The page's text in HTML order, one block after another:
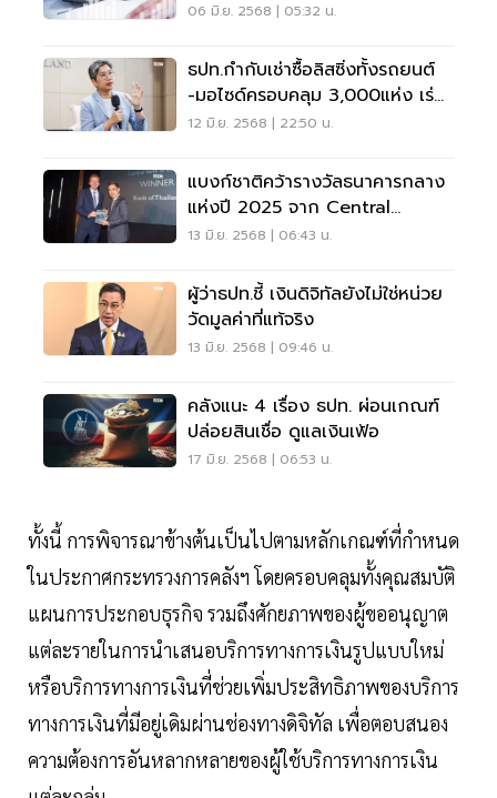
06 มิ.ย. 2568 | 05:32 น.
ธปท.กำกับเช่าซื้อลิสซิ่งทั้งรถยนต์
-มอไซด์ครอบคลุม 3,000แห่ง เร่ง
ออกเกณฑ์กำกับ 3ธ.ค.68
12 มิ.ย. 2568 | 22:50 น.
แบงก์ชาติคว้ารางวัลธนาคารกลาง
แห่งปี 2025 จาก Central
Banking Publications
13 มิ.ย. 2568 | 06:43 น.
ผู้ว่าธปท.ชี้ เงินดิจิทัลยังไม่ใช่หน่วย
วัดมูลค่าที่แท้จริง
13 มิ.ย. 2568 | 09:46 น.
คลังแนะ 4 เรื่อง ธปท. ผ่อนเกณฑ์
ปล่อยสินเชื่อ ดูแลเงินเฟ้อ
17 มิ.ย. 2568 | 06:53 น.
ทั้งนี้ การพิจารณาข้างต้นเป็นไปตามหลักเกณฑ์ที่กำหนด
ในประกาศกระทรวงการคลังฯ โดยครอบคลุมทั้งคุณสมบัติ
แผนการประกอบธุรกิจ รวมถึงศักยภาพของผู้ขออนุญาต
แต่ละรายในการนำเสนอบริการทางการเงินรูปแบบใหม่
หรือบริการทางการเงินที่ช่วยเพิ่มประสิทธิภาพของบริการ
ทางการเงินที่มีอยู่เดิมผ่านช่องทางดิจิทัล เพื่อตอบสนอง
ความต้องการอันหลากหลายของผู้ใช้บริการทางการเงิน